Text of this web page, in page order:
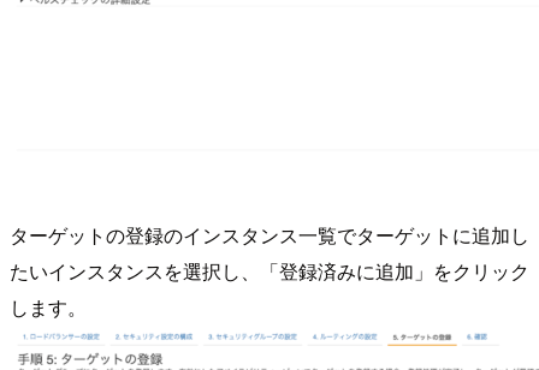
ターゲットの登録のインスタンス一覧でターゲットに追加し
たいインスタンスを選択し、「登録済みに追加」をクリック
します。